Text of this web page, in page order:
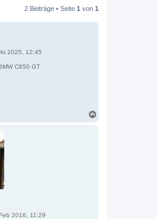
2 Beiträge • Seite 1 von 1
2025, 12:45
C650 GT
2016, 11:29